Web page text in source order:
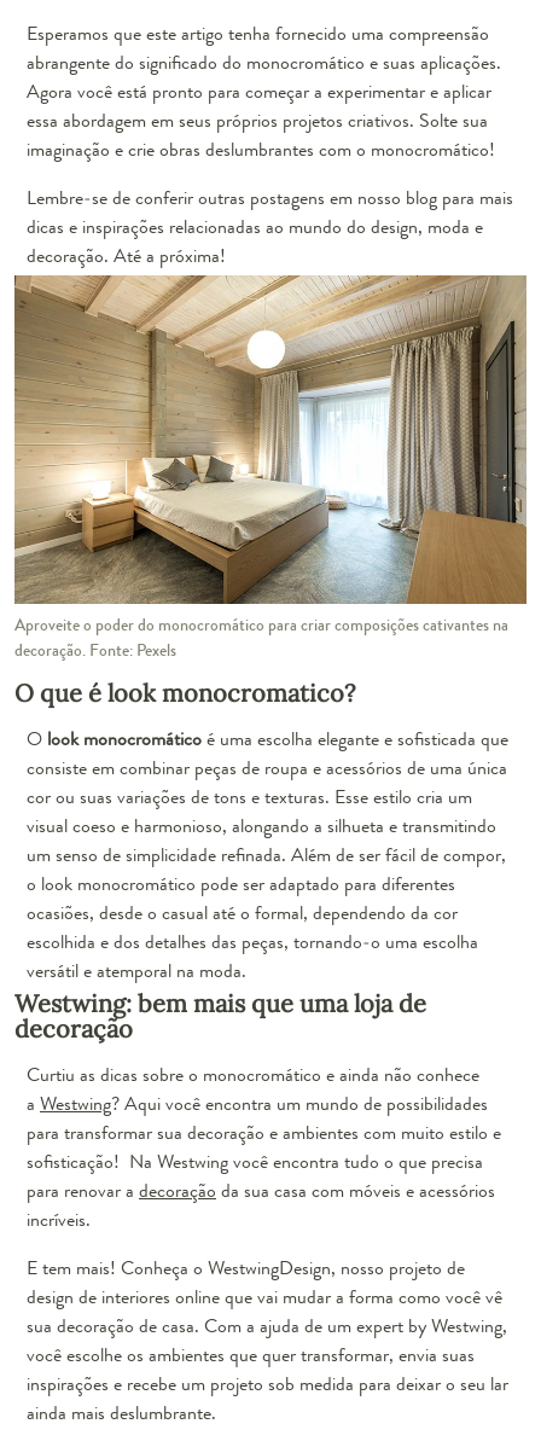
Esperamos que este artigo tenha fornecido uma compreensão
abrangente do significado do monocromático e suas aplicações.
Agora você está pronto para começar a experimentar e aplicar
essa abordagem em seus próprios projetos criativos. Solte sua
imaginação e crie obras deslumbrantes com o monocromático!
Lembre-se de conferir outras postagens em nosso blog para mais
dicas e inspirações relacionadas ao mundo do design, moda e
decoração. Até a próxima!
Aproveite o poder do monocromático para criar composições cativantes na
decoração. Fonte: Pexels
O que é look monocromatico?
O look monocromáticoé uma escolha elegante e sofisticada que
consiste em combinar peças de roupa e acessórios de uma única
cor ou suas variações de tons e texturas. Esse estilo cria um
visual coeso e harmonioso, alongando a silhueta e transmitindo
um senso de simplicidade refinada. Além de ser fácil de compor,
o look monocromático pode ser adaptado para diferentes
ocasiões, desde o casual até o formal, dependendo da cor
escolhida e dos detalhes das peças, tornando-o uma escolha
versátil e atemporal na moda.
Westwing: bem mais que uma loja de
decoração
Curtiu as dicas sobre o monocromático e ainda não conhece
a Westwing? Aqui você encontra um mundo de possibilidades
para transformar sua decoração e ambientes com muito estilo e
sofisticação! Na Westwing você encontra tudo o que precisa
para renovar a decoração da sua casa com móveis e acessórios
incríveis.
E tem mais! Conheça o WestwingDesign, nosso projeto de
design de interiores online que vai mudar a forma como você vê
sua decoração de casa. Com a ajuda de um expert by Westwing,
você escolhe os ambientes que quer transformar, envia suas
inspirações e recebe um projeto sob medida para deixar o seu lar
ainda mais deslumbrante.